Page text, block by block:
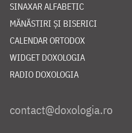
SINAXAR ALFABETIC
MĂNĂSTIRI ȘI BISERICI
CALENDAR ORTODOX
WIDGET DOXOLOGIA
RADIO DOXOLOGIA